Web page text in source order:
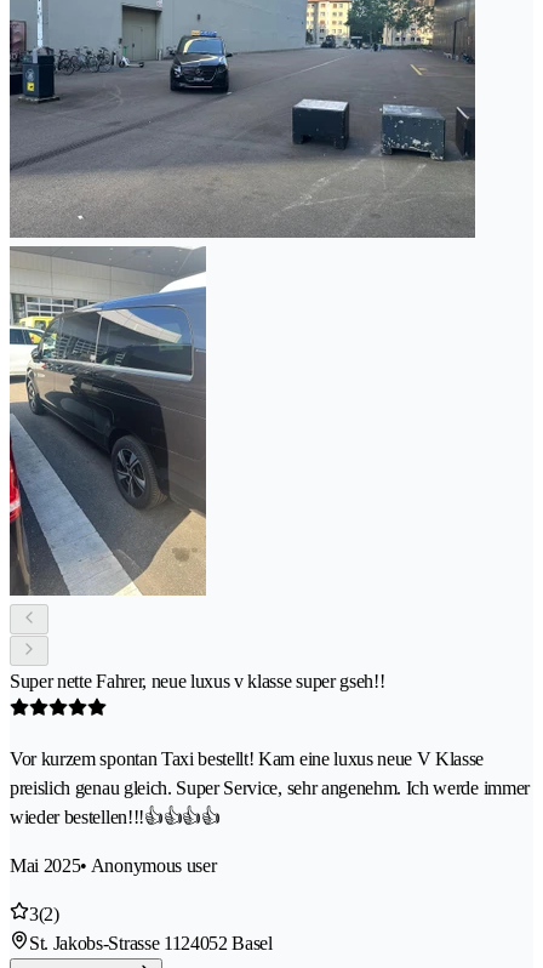
Super nette Fahrer, neue luxus v klasse super gseh!!
Vor kurzem spontan Taxi bestellt! Kam eine luxus neue V Klasse
preislich genau gleich. Super Service, sehr angenehm. Ich werde immer
wieder bestellen!!!👍👍👍👍
Mai 2025• Anonymous user
3(2)
St. Jakobs-Strasse 1124052 Basel